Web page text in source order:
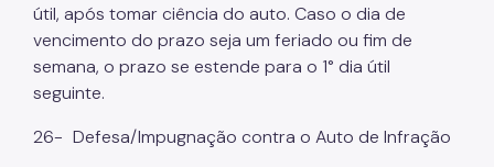
útil, após tomar ciência do auto. Caso o dia de
vencimento do prazo seja um feriado ou fim de
semana, o prazo se estende para o 1° dia útil
seguinte.
26- Defesa/Impugnação contra o Auto de Infração